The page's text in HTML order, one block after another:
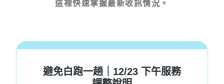
這裡快速掌握最新收訊情況。
避免白跑一趟｜12/23 下午服務